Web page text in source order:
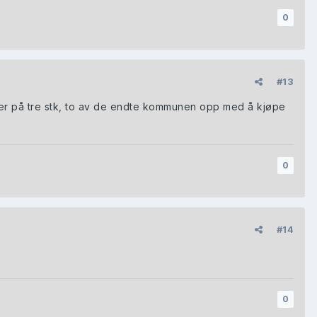
0
#13
på tre stk, to av de endte kommunen opp med å kjøpe
0
#14
0